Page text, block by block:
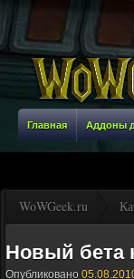
Главная Аддоны
WoWGeek.ru
Новый бета
Опубликовано